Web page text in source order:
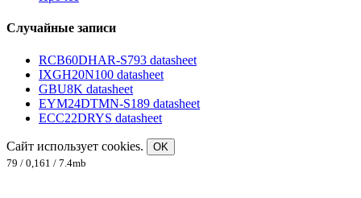
Случайные записи
RCB60DHAR-S793 datasheet
IXGH20N100 datasheet
GBU8K datasheet
EYM24DTMN-S189 datasheet
ECC22DRYS datasheet
Сайт использует cookies.
OK
79 / 0,161 / 7.4mb